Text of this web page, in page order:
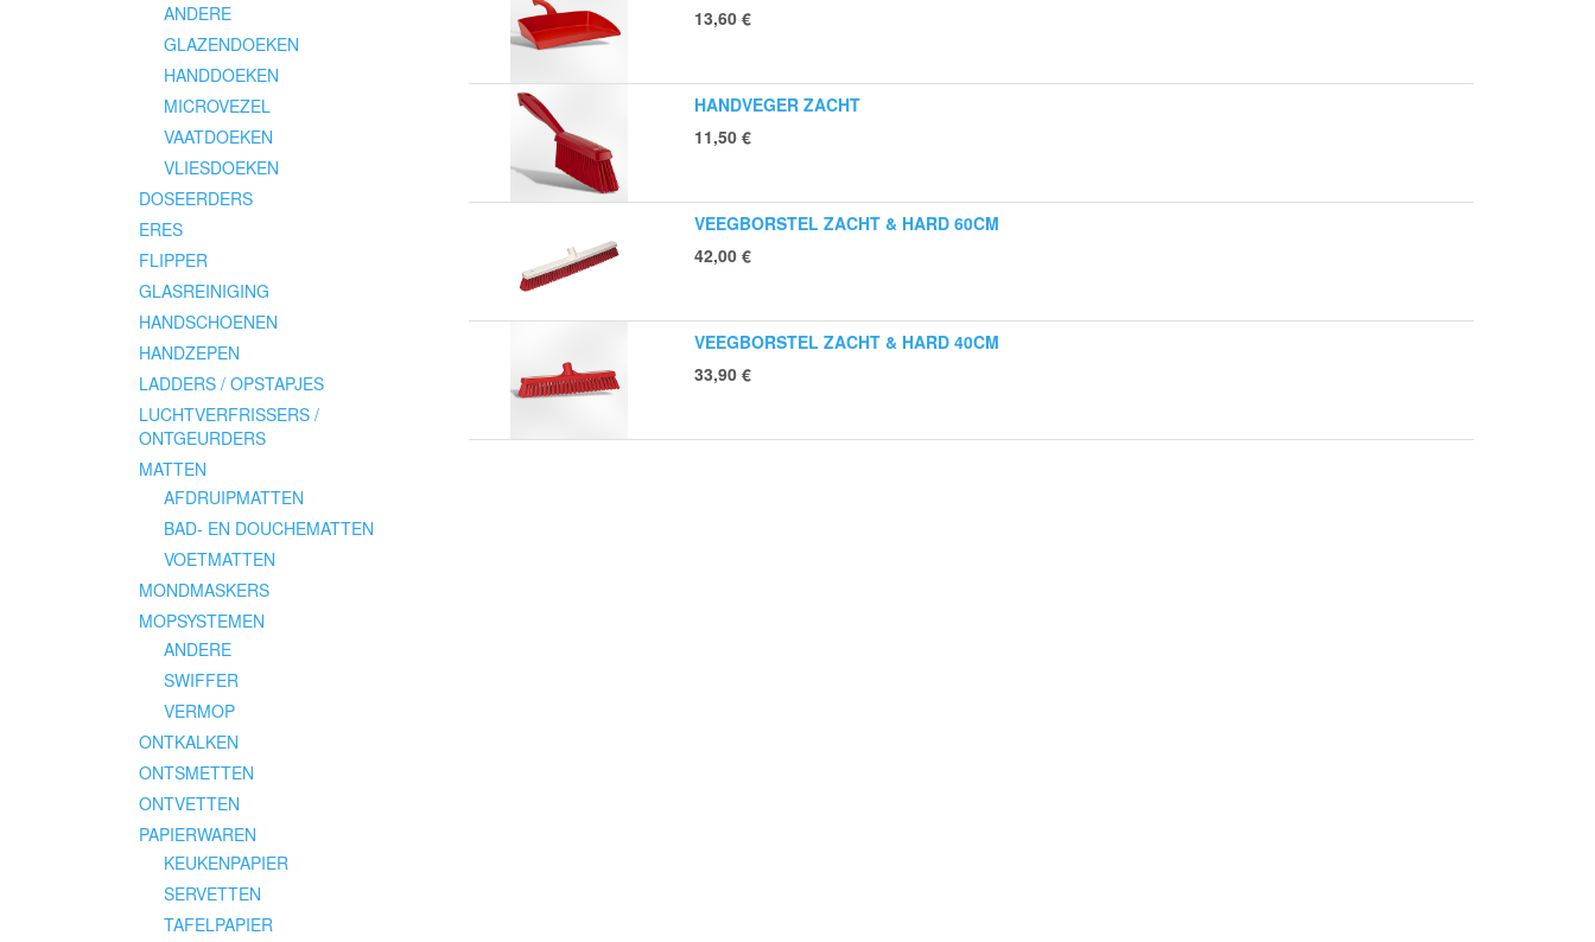
ANDERE
GLAZENDOEKEN
HANDDOEKEN
MICROVEZEL
VAATDOEKEN
VLIESDOEKEN
DOSEERDERS
ERES
FLIPPER
GLASREINIGING
HANDSCHOENEN
HANDZEPEN
LADDERS / OPSTAPJES
LUCHTVERFRISSERS /
ONTGEURDERS
MATTEN
AFDRUIPMATTEN
BAD- EN DOUCHEMATTEN
VOETMATTEN
MONDMASKERS
MOPSYSTEMEN
ANDERE
SWIFFER
VERMOP
ONTKALKEN
ONTSMETTEN
ONTVETTEN
PAPIERWAREN
KEUKENPAPIER
SERVETTEN
TAFELPAPIER
13,60€
HANDVEGER ZACHT
11,50€
VEEGBORSTEL ZACHT & HARD 60CM
42,00€
VEEGBORSTEL ZACHT & HARD 40CM
33,90€